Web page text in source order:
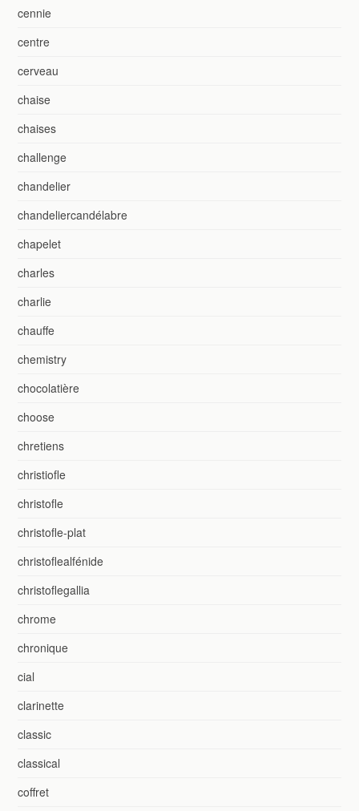
cennie
centre
cerveau
chaise
chaises
challenge
chandelier
chandeliercandélabre
chapelet
charles
charlie
chauffe
chemistry
chocolatière
choose
chretiens
christiofle
christofle
christofle-plat
christoflealfénide
christoflegallia
chrome
chronique
cial
clarinette
classic
classical
coffret